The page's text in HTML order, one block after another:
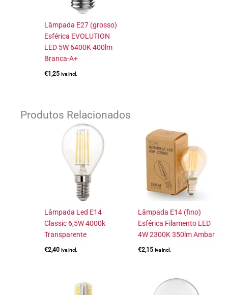
Lâmpada E27 (grosso)
Esférica EVOLUTION
LED 5W 6400K 400lm
Branca-A+
€1,25 iva incl.
Produtos Relacionados
Lâmpada Led E14
Classic 6,5W 4000k
Transparente
€2,40 iva incl.
Lâmpada E14 (fino)
Esférica Filamento LED
4W 2300K 350lm Ambar
€2,15 iva incl.